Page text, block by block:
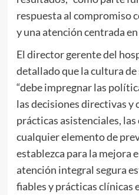
respuesta al compromiso
y una atención centrada en
El director gerente del
detallado que la cultura
“debe impregnar las
las decisiones directivas y
prácticas asistenciales,
cualquier elemento de
establezca para la mejora
atención integral segura
fiables y prácticas clínicas